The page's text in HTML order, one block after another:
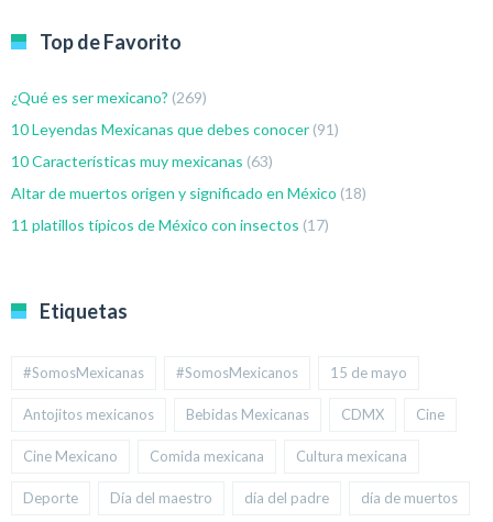
Top de Favorito
¿Qué es ser mexicano? (269)
10 Leyendas Mexicanas que debes conocer (91)
10 Características muy mexicanas (63)
Altar de muertos origen y significado en México (18)
11 platillos típicos de México con insectos (17)
Etiquetas
#SomosMexicanas #SomosMexicanos 15 de mayo
Antojitos mexicanos Bebidas Mexicanas CDMX Cine
Cine Mexicano Comida mexicana Cultura mexicana
Deporte Día del maestro día del padre día de muertos